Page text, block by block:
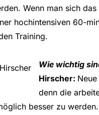
Wenn man sich
hochintensiven 60-
Training.
Wie wichtig
Hirscher:
denn die
besser zu